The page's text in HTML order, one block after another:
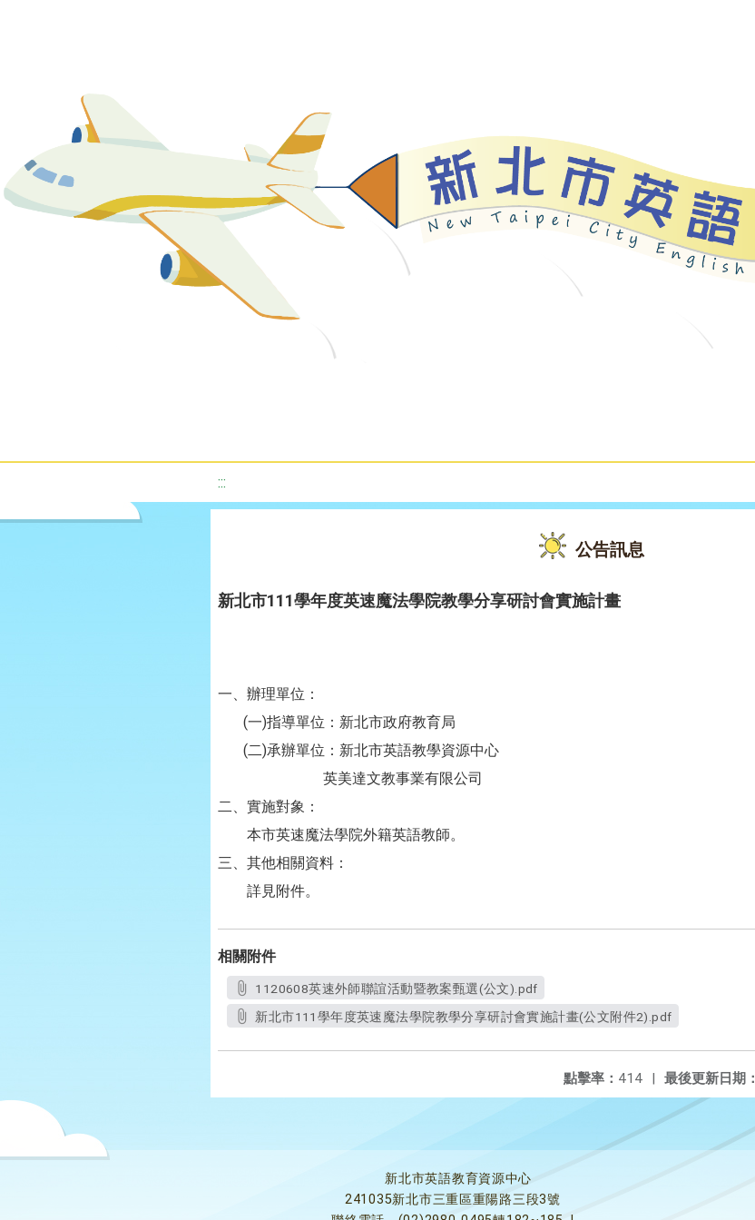
:::
公告訊息
新北市111學年度英速魔法學院教學分享研討會實施計畫
一、辦理單位：
(一)指導單位：新北市政府教育局
(二)承辦單位：新北市英語教學資源中心
英美達文教事業有限公司
二、實施對象：
本市英速魔法學院外籍英語教師。
三、其他相關資料：
詳見附件。
相關附件
1120608英速外師聯誼活動暨教案甄選(公文).pdf
新北市111學年度英速魔法學院教學分享研討會實施計畫(公文附件2).pdf
最後更新日期：
點擊率： 414 |
新北市英語教育資源中心
241035新北市三重區重陽路三段3號